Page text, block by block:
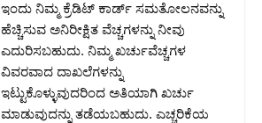
ಇಂದು ನಿಮ್ಮ ಕ್ರೆಡಿಟ್ ಕಾರ್ಡ್ ಸಮತೋಲನವನ್ನು
ಹೆಚ್ಚಿಸುವ ಅನಿರೀಕ್ಷಿತ ವೆಚ್ಚಗಳನ್ನು ನೀವು
ಎದುರಿಸಬಹುದು. ನಿಮ್ಮ ಖರ್ಚುವೆಚ್ಚಗಳ
ವಿವರವಾದ ದಾಖಲೆಗಳನ್ನು
ಇಟ್ಟುಕೊಳ್ಳುವುದರಿಂದ ಅತಿಯಾಗಿ ಖರ್ಚು
ಮಾಡುವುದನ್ನು ತಡೆಯಬಹುದು. ಎಚ್ಚರಿಕೆಯ